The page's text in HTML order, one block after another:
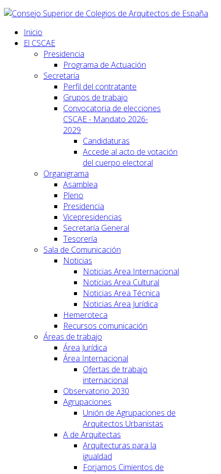
Inicio
El CSCAE
Presidencia
Programa de Actuación
Secretaría
Perfil del contratante
Grupos de trabajo
Convocatoria de elecciones
CSCAE - Mandato 2026-
2029
Candidaturas
Accede al acto de votación
del cuerpo electoral
Organigrama
Asamblea
Pleno
Presidencia
Vicepresidencias
Secretaría General
Tesorería
Sala de Comunicación
Noticias
Noticias Area Internacional
Noticias Area Cultural
Noticias Area Técnica
Noticias Area Jurídica
Hemeroteca
Recursos comunicación
Áreas de trabajo
Área Jurídica
Área Internacional
Ofertas de trabajo
internacional
Observatorio 2030
Agrupaciones
Unión de Agrupaciones de
Arquitectos Urbanistas
A de Arquitectas
Arquitecturas para la
igualdad
Forjamos Cimientos de